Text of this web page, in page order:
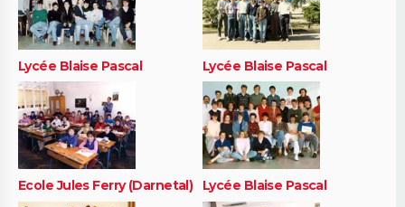
Lycée Blaise Pascal Lycée Blaise Pascal
Ecole Jules Ferry (Darnetal) Lycée Blaise Pascal